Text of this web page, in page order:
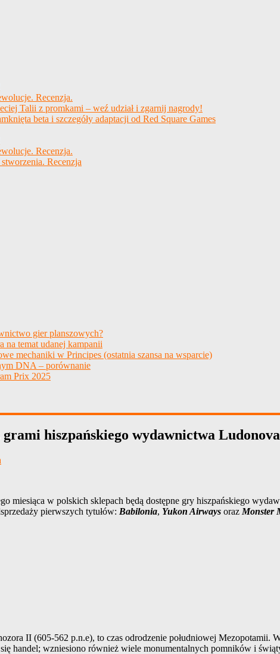
Recenzja.
Talii z promkami – weź udział i zgarnij nagrody!
beta i szczegóły adaptacji od Red Square Games
Recenzja.
Recenzja
gier planszowych?
na temat udanej kampanii
mechaniki w Principes (ostatnia szansa na wsparcie)
DNA – porównanie
Prix 2025
hiszpańskiego wydawnictwa Ludonova
miesiąca w polskich sklepach będą dostępne gry hiszpańskiego
pierwszych tytułów: Babilonia, Yukon Airways oraz Monster
II (605-562 p.n.e), to czas odrodzenie południowej
handel; wzniesiono również wiele monumentalnych pomników i